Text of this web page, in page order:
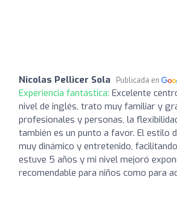
Nicolas Pellicer Sola Publicada en
Experiencia fantástica: Excelente
nivel de inglés, trato muy familiar y
profesionales y personas, la
también es un punto a favor. El estilo
muy dinámico y entretenido,
estuve 5 años y mi nivel mejoró
recomendable para niños como para